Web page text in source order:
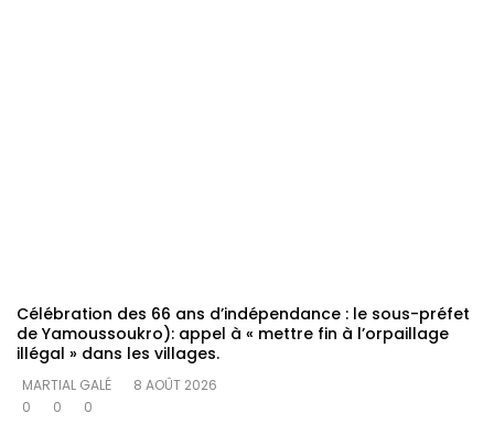
Célébration des 66 ans d’indépendance : le sous-préfet
de Yamoussoukro): appel à « mettre fin à l’orpaillage
illégal » dans les villages.
MARTIAL GALÉ
8 AOÛT 2026
0
0 0